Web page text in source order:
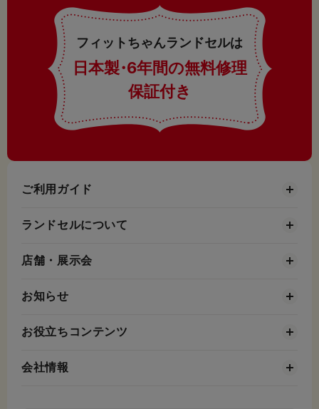
フィットちゃんランドセルは
日本製・6年間の無料修理
保証付き
ご利用ガイド
ランドセルについて
店舗・展示会
お知らせ
お役立ちコンテンツ
会社情報